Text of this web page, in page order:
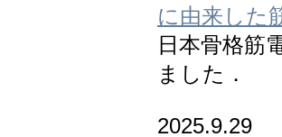
に由来した
日本骨格筋
ました．
2025.9.29